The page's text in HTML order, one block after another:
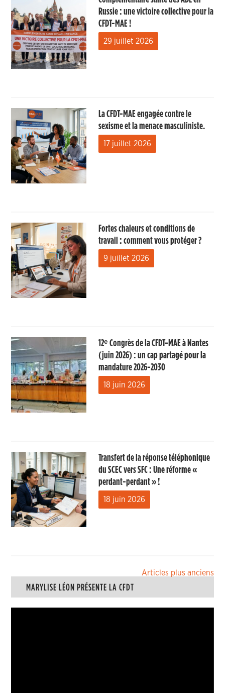
Russie : une victoire collective pour la
CFDT-MAE !
29 juillet 2026
La CFDT-MAE engagée contre le
sexisme et la menace masculiniste.
17 juillet 2026
Fortes chaleurs et conditions de
travail : comment vous protéger ?
9 juillet 2026
12ᵉ Congrès de la CFDT-MAE à Nantes
(juin 2026) : un cap partagé pour la
mandature 2026-2030
18 juin 2026
Transfert de la réponse téléphonique
du SCEC vers SFC : Une réforme «
perdant-perdant » !
18 juin 2026
Navigation
des
articles
Articles plus anciens
MARYLISE LÉON PRÉSENTE LA CFDT